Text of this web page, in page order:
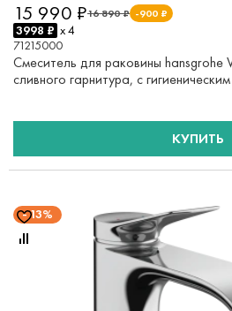
16 890 ₽ -900 ₽
15 990 ₽
3998 ₽ x 4
71215000
Смеситель для раковины hansgrohe
сливного гарнитура, с
КУПИТЬ
13%